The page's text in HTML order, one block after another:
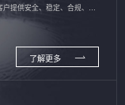
提供安全、稳定、合规、持
了解更多